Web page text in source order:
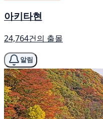
아키타현
24,764건의 출몰
알림